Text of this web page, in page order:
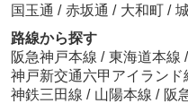
国玉通 / 赤坂通 / 大和町 /
路線から探す
阪急神戸本線 / 東海道本線 /
神戸新交通六甲アイランド
神鉄三田線 / 山陽本線 / 阪